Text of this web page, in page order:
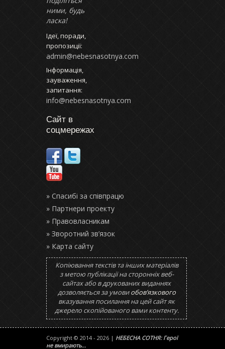
ними, будь
ласка!
Ідеї, поради,
пропозиції:
admin@nebesnasotnya.com
Інформація,
зауваження,
запитання:
info@nebesnasotnya.com
Сайт в
соцмережах
» Спасибі за співпрацю
» Партнери проекту
» Правовласникам
» Зворотний зв’язок
» Карта сайту
Копіювання текстів та інших матеріалів
з метою публікації на сторонніх веб-
сайтах або в друкованих виданнях
дозволяється за умовиобов’язкового
вказування посилання на цей сайт як
джерело скопійованого вами контенту.
Copyright © 2014 - 2026 | НЕБЕСНА СОТНЯ: Герої
не вмирають...